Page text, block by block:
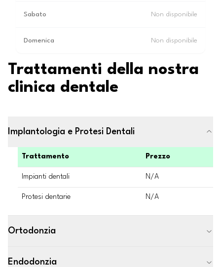
Sabato Non disponibile
Domenica Non disponibile
Trattamenti della nostra
clinica dentale
Implantologia e Protesi Dentali
Trattamento Prezzo
Impianti dentali N/A
Protesi dentarie N/A
Ortodonzia
Endodonzia